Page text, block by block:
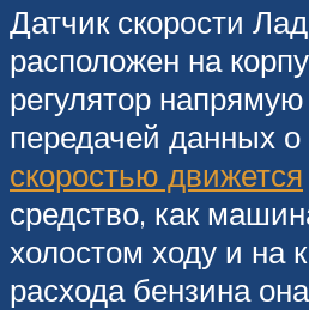
Датчик скорости
расположен на
регулятор
передачей данных о
скоростью движется
средство, как
холостом ходу и на
расхода бензина